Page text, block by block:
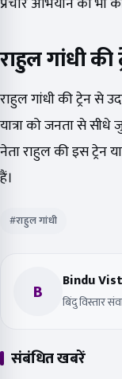
राहुल गांधी की
राहुल गांधी की ट्रेन से
यात्रा को जनता से
नेता राहुल की इस ट्रेन
हैं।
#राहुल गांधी
B Bindu
बिंदु विस्तार
संबंधित खबरें